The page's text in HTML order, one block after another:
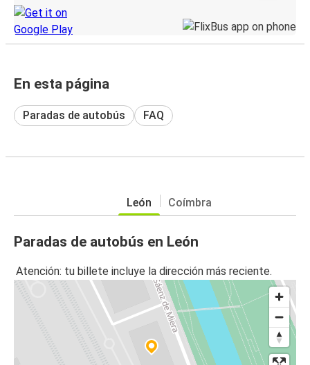
En esta página
Paradas de autobús FAQ
León Coímbra
Paradas de autobús en León
Atención: tu billete incluye la dirección más reciente.